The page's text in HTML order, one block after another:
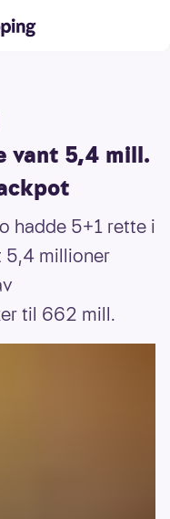
vant 5,4 mill.
hadde 5+1 rette i
5,4 millioner
til 662 mill.